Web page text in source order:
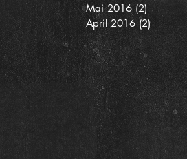
Mai 2016 (2) 2
April 2016 (2) 2